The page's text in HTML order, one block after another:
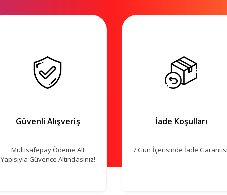
Güvenli Alışveriş
Multisafepay Ödeme Alt
Yapısıyla Güvence Altındasınız!
İade Koşulları
7 Gün İçerisinde İade